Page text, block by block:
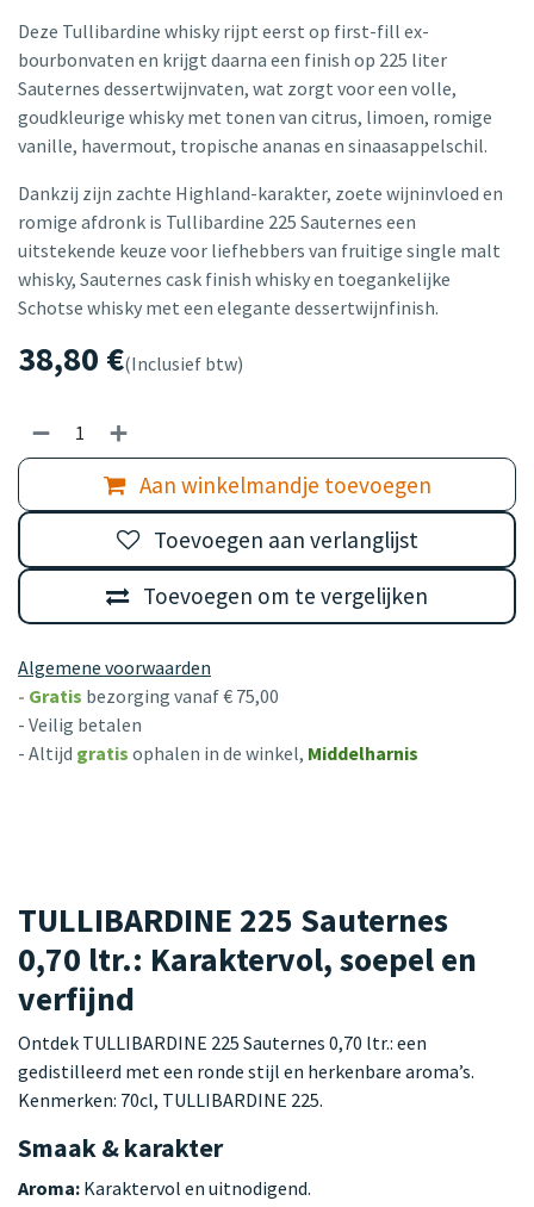
Deze Tullibardine whisky rijpt eerst op first-fill ex-
bourbonvaten en krijgt daarna een finish op 225 liter
Sauternes dessertwijnvaten, wat zorgt voor een volle,
goudkleurige whisky met tonen van citrus, limoen, romige
vanille, havermout, tropische ananas en sinaasappelschil.
Dankzij zijn zachte Highland-karakter, zoete wijninvloed en
romige afdronk is Tullibardine 225 Sauternes een
uitstekende keuze voor liefhebbers van fruitige single malt
whisky, Sauternes cask finish whisky en toegankelijke
Schotse whisky met een elegante dessertwijnfinish.
38,80 €(Inclusief btw)
Aan winkelmandje toevoegen
Toevoegen om te vergelijken
Toevoegen aan verlanglijst
Algemene voorwaarden
- Gratis bezorging vanaf € 75,00
- Veilig betalen
- Altijd gratis ophalen in de winkel, Middelharnis
TULLIBARDINE 225 Sauternes
0,70 ltr.: Karaktervol, soepel en
verfijnd
Ontdek TULLIBARDINE 225 Sauternes 0,70 ltr.: een
gedistilleerd met een ronde stijl en herkenbare aroma’s.
Kenmerken: 70cl, TULLIBARDINE 225.
Smaak & karakter
Aroma: Karaktervol en uitnodigend.